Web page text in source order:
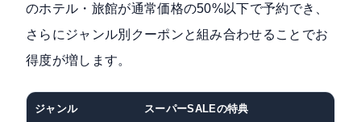
のホテル・旅館が通常価格の50%以下で予約でき、
さらにジャンル別クーポンと組み合わせることでお
得度が増します。
ジャンル スーパーSALEの特典